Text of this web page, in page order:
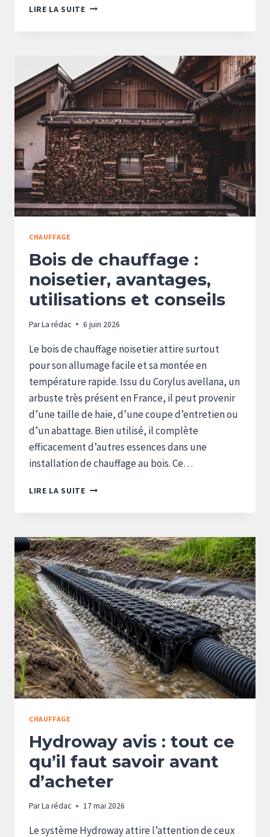
LIRE LA SUITEAVIS
THERMIQUES
ANTI-
FROID
EFFICACITÉ
ET
RETOURS
D’EXPÉRIENCE
CHAUFFAGE
Bois de chauffage :
noisetier, avantages,
utilisations et conseils
ParLa rédac 6 juin 2026
Le bois de chauffage noisetier attire surtout
pour son allumage facile et sa montée en
température rapide. Issu du Corylus avellana, un
arbuste très présent en France, il peut provenir
d’une taille de haie, d’une coupe d’entretien ou
d’un abattage. Bien utilisé, il complète
efficacement d’autres essences dans une
installation de chauffage au bois. Ce…
LIRE LA SUITEBOIS
NOISETIER,
AVANTAGES,
UTILISATIONS
ET
CONSEILS
CHAUFFAGE
Hydroway avis : tout ce
qu’il faut savoir avant
d’acheter
ParLa rédac 17 mai 2026
Le système Hydroway attire l’attention de ceux